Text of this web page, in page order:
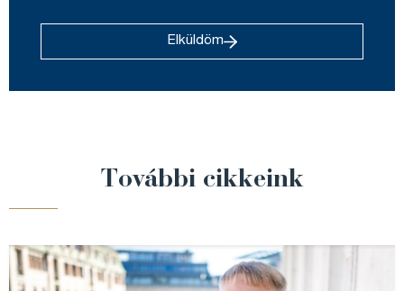
Elküldöm
További cikkeink